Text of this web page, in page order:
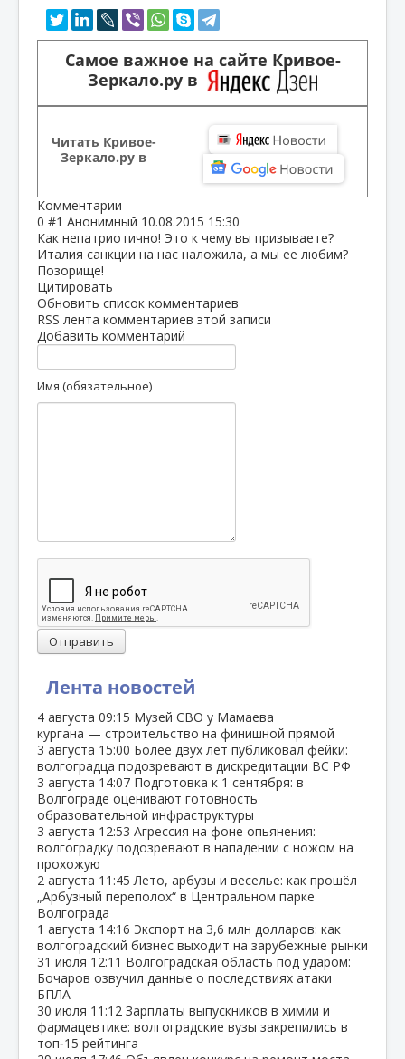
Лента новостей
4 августа 09:15 Музей СВО у Мамаева
кургана — строительство на финишной прямой
3 августа 15:00 Более двух лет публиковал фейки:
волгоградца подозревают в дискредитации ВС РФ
3 августа 14:07 Подготовка к 1 сентября: в
Волгограде оценивают готовность
образовательной инфраструктуры
3 августа 12:53 Агрессия на фоне опьянения:
волгоградку подозревают в нападении с ножом на
прохожую
2 августа 11:45 Лето, арбузы и веселье: как прошёл
„Арбузный переполох“ в Центральном парке
Волгограда
1 августа 14:16 Экспорт на 3,6 млн долларов: как
волгоградский бизнес выходит на зарубежные рынки
31 июля 12:11 Волгоградская область под ударом:
Бочаров озвучил данные о последствиях атаки
БПЛА
30 июля 11:12 Зарплаты выпускников в химии и
фармацевтике: волгоградские вузы закрепились в
топ‑15 рейтинга
Самое важное на сайте Кривое-
Зеркало.ру в
Читать Кривое-
Зеркало.ру в
Комментарии
0 #1 Анонимный 10.08.2015 15:30
Как непатриотично! Это к чему вы призываете?
Италия санкции на нас наложила, а мы ее любим?
Позорище!
Цитировать
Обновить список комментариев
RSS лента комментариев этой записи
Добавить комментарий
Имя (обязательное)
Отправить